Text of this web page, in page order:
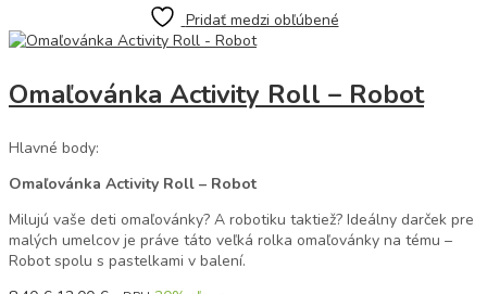
Pridať medzi obľúbené
Omaľovánka Activity Roll – Robot
Hlavné body:
Omaľovánka Activity Roll – Robot
Milujú vaše deti omaľovánky? A robotiku taktiež? Ideálny darček pre
malých umelcov je práve táto veľká rolka omaľovánky na tému –
Robot spolu s pastelkami v balení.